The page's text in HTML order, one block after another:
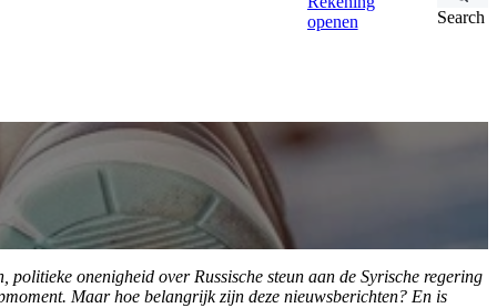
openen
Search
onenigheid over Russische steun aan de Syrische regering
Maar hoe belangrijk zijn deze nieuwsberichten? En is